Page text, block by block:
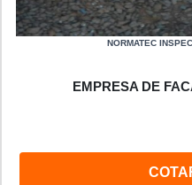
NORMATEC
EMPRESA DE